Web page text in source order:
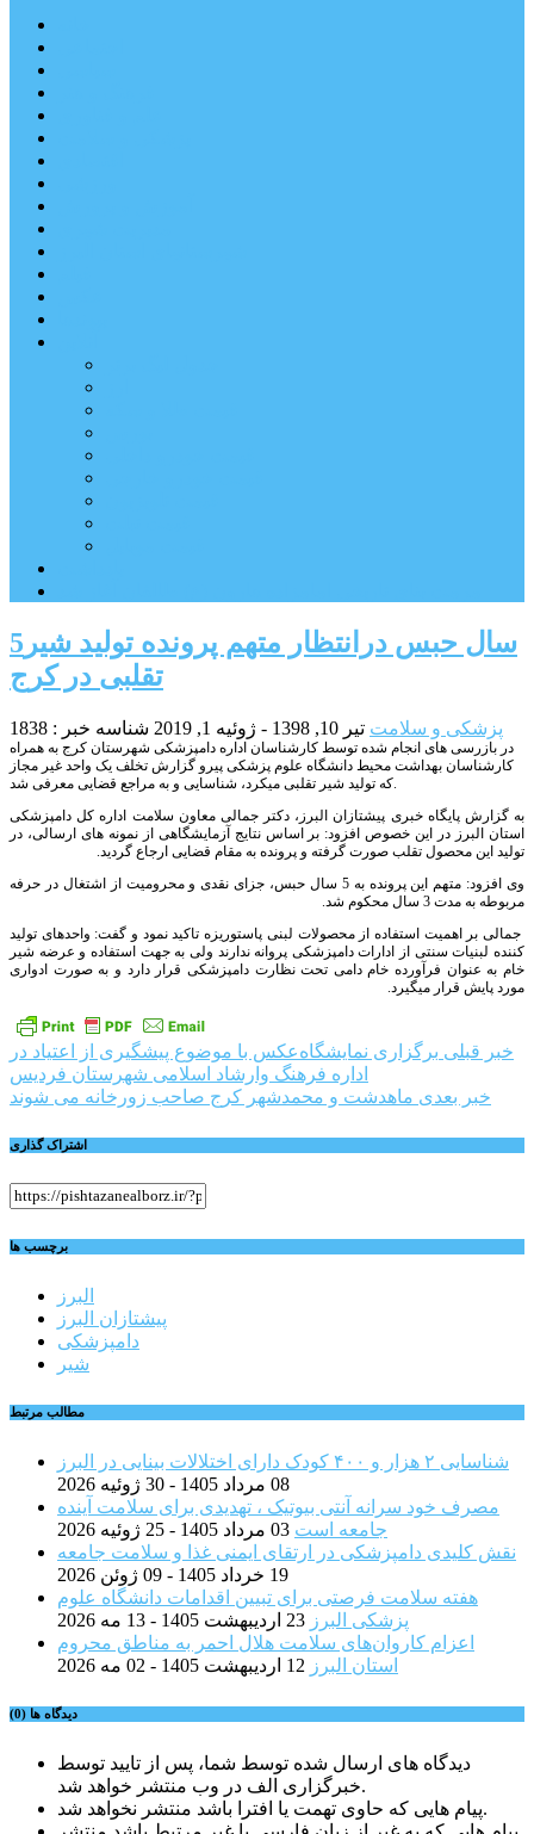
5سال حبس درانتظار متهم پرونده تولید شیر
تقلبی در کرج
پزشکی و سلامت تیر 10, 1398 - ژوئیه 1, 2019 شناسه خبر : 1838
در بازرسی های انجام شده توسط کارشناسان اداره دامپزشکی شهرستان کرج به همراه
کارشناسان بهداشت محیط دانشگاه علوم پزشکی پیرو گزارش تخلف یک واحد غیر مجاز
که تولید شیر تقلبی میکرد، شناسایی و به مراجع قضایی معرفی شد.
به گزارش پایگاه خبری پیشتازان البرز، دکتر جمالی معاون سلامت اداره کل دامپزشکی
استان البرز در این خصوص افزود: بر اساس نتایج آزمایشگاهی از نمونه های ارسالی، در
تولید این محصول تقلب صورت گرفته و پرونده به مقام قضایی ارجاع گردید.
وی افزود: متهم این پرونده به 5 سال حبس، جزای نقدی و محرومیت از اشتغال در حرفه
مربوطه به مدت 3 سال محکوم شد.
جمالی بر اهمیت استفاده از محصولات لبنی پاستوریزه تاکید نمود و گفت: واحدهای تولید
کننده لبنیات سنتی از ادارات دامپزشکی پروانه ندارند ولی به جهت استفاده و عرضه شیر
خام به عنوان فرآورده خام دامی تحت نظارت دامپزشکی قرار دارد و به صورت ادواری
مورد پایش قرار میگیرد.
راهبری
نوشته
خبر قبلی برگزاری نمایشگاه‌عکس با موضوع پیشگیری از اعتیاد در
اداره فرهنگ وارشاد اسلامی شهرستان فردیس
خبر بعدی ماهدشت و محمدشهر کرج صاحب زورخانه می شوند
اشتراک گذاری
برچسب ها
البرز
پیشتازان البرز
دامپزشکی
شیر
مطالب مرتبط
شناسایی ۲ هزار و ۴۰۰ کودک دارای اختلالات بینایی در البرز
08 مرداد 1405 - 30 ژوئیه 2026
مصرف خود سرانه آنتی بیوتیک ، تهدیدی برای سلامت آینده
جامعه است 03 مرداد 1405 - 25 ژوئیه 2026
نقش کلیدی دامپزشکی در ارتقای ایمنی غذا و سلامت جامعه
19 خرداد 1405 - 09 ژوئن 2026
هفته سلامت فرصتی برای تبیین اقدامات دانشگاه علوم
پزشکی البرز 23 اردیبهشت 1405 - 13 مه 2026
اعزام کاروان‌های سلامت هلال احمر به مناطق محروم
استان البرز 12 اردیبهشت 1405 - 02 مه 2026
دیدگاه ها (0)
دیدگاه های ارسال شده توسط شما، پس از تایید توسط
خبرگزاری الف در وب منتشر خواهد شد.
پیام هایی که حاوی تهمت یا افترا باشد منتشر نخواهد شد.